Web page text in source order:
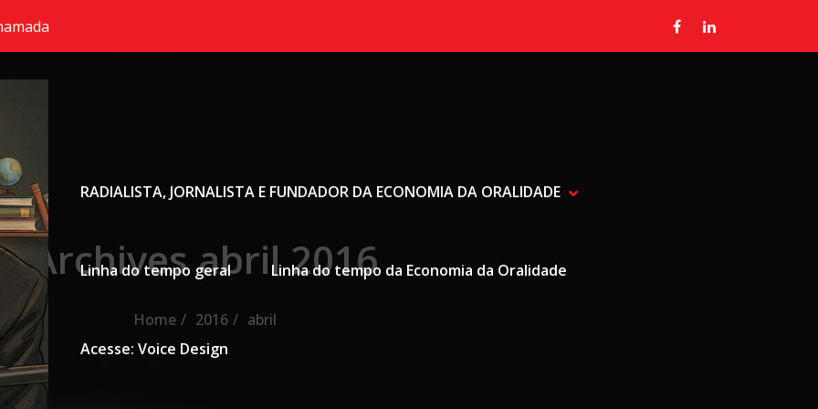
RADIALISTA, JORNALISTA E FUNDADOR DA ECONOMIA DA ORALIDADE SHOW RADIALISTA,
HIDE RADIALISTA, JORNALISTA
Linha do tempo geral Linha do tempo da Economia da Oralidade
Acesse: Voice Design
Archives abril 2016
Home 2016 abril